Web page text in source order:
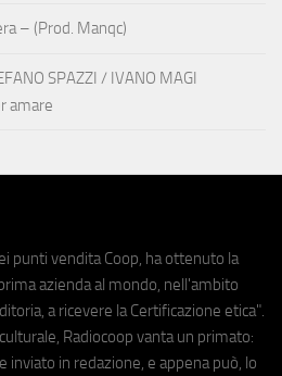
– (Prod. Manqc)
SPAZZI / IVANO MAGI
amare
punti vendita Coop, ha ottenuto la
azienda al mondo, nell'ambito
a ricevere la Certificazione etica".
Radiocoop vanta un primato:
inviato in redazione, e appena può, lo